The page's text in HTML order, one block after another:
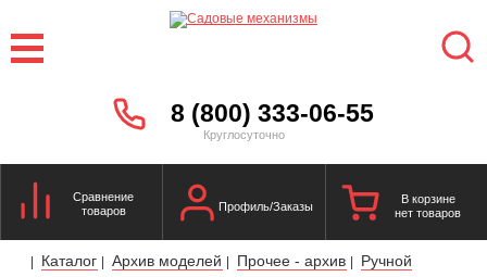
8 (800) 333-06-55
Круглосуточно
Сравнение
товаров
Профиль/Заказы
В корзине
нет товаров
| Каталог | Архив моделей | Прочее - архив |
Ручной